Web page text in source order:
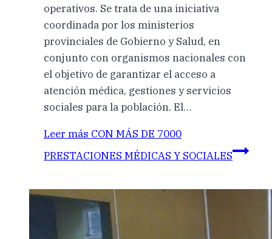
operativos. Se trata de una iniciativa
coordinada por los ministerios
provinciales de Gobierno y Salud, en
conjunto con organismos nacionales con
el objetivo de garantizar el acceso a
atención médica, gestiones y servicios
sociales para la población. El…
Leer más CON MÁS DE 7000
PRESTACIONES MÉDICAS Y SOCIALES